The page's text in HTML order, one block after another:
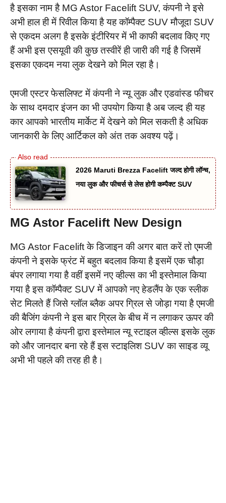
है इसका नाम है MG Astor Facelift SUV, कंपनी ने इसे
अभी हाल ही में रिवील किया है यह कॉम्पैक्ट SUV मौजूदा SUV
से एकदम अलग है इसके इंटीरियर में भी काफी बदलाव किए गए
हैं अभी इस एसयूवी की कुछ तस्वीरें ही जारी की गई है जिसमें
इसका एकदम नया लुक देखने को मिल रहा है।
एमजी एस्टर फेसलिफ्ट में कंपनी ने न्यू लुक और एडवांस्ड फीचर
के साथ दमदार इंजन का भी उपयोग किया है अब जल्द ही यह
कार आपको भारतीय मार्केट में देखने को मिल सकती है अधिक
जानकारी के लिए आर्टिकल को अंत तक अवश्य पढ़ें।
2026 Maruti Brezza Facelift जल्द होगी लॉन्च,
नया लुक और फीचर्स से लेस होगी कम्पैक्ट SUV
MG Astor Facelift New Design
MG Astor Facelift के डिजाइन की अगर बात करें तो एमजी
कंपनी ने इसके फ्रंट में बहुत बदलाव किया है इसमें एक चौड़ा
बंपर लगाया गया है वहीं इसमें नए व्हील्स का भी इस्तेमाल किया
गया है इस कॉम्पैक्ट SUV में आपको नए हेडलैंप के एक स्लीक
सेट मिलते हैं जिसे ग्लॉल ब्लैक अपर ग्रिल से जोड़ा गया है एमजी
की बैजिंग कंपनी ने इस बार ग्रिल के बीच में न लगाकर ऊपर की
ओर लगाया है कंपनी द्वारा इस्तेमाल न्यू स्टाइल व्हील्स इसके लुक
को और जानदार बना रहे हैं इस स्टाइलिश SUV का साइड व्यू
अभी भी पहले की तरह ही है।